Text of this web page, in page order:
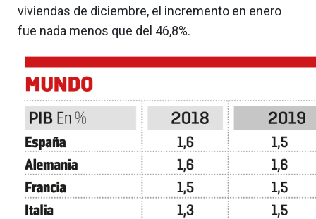
viviendas de diciembre, el incremento en enero
fue nada menos que del 46,8%.